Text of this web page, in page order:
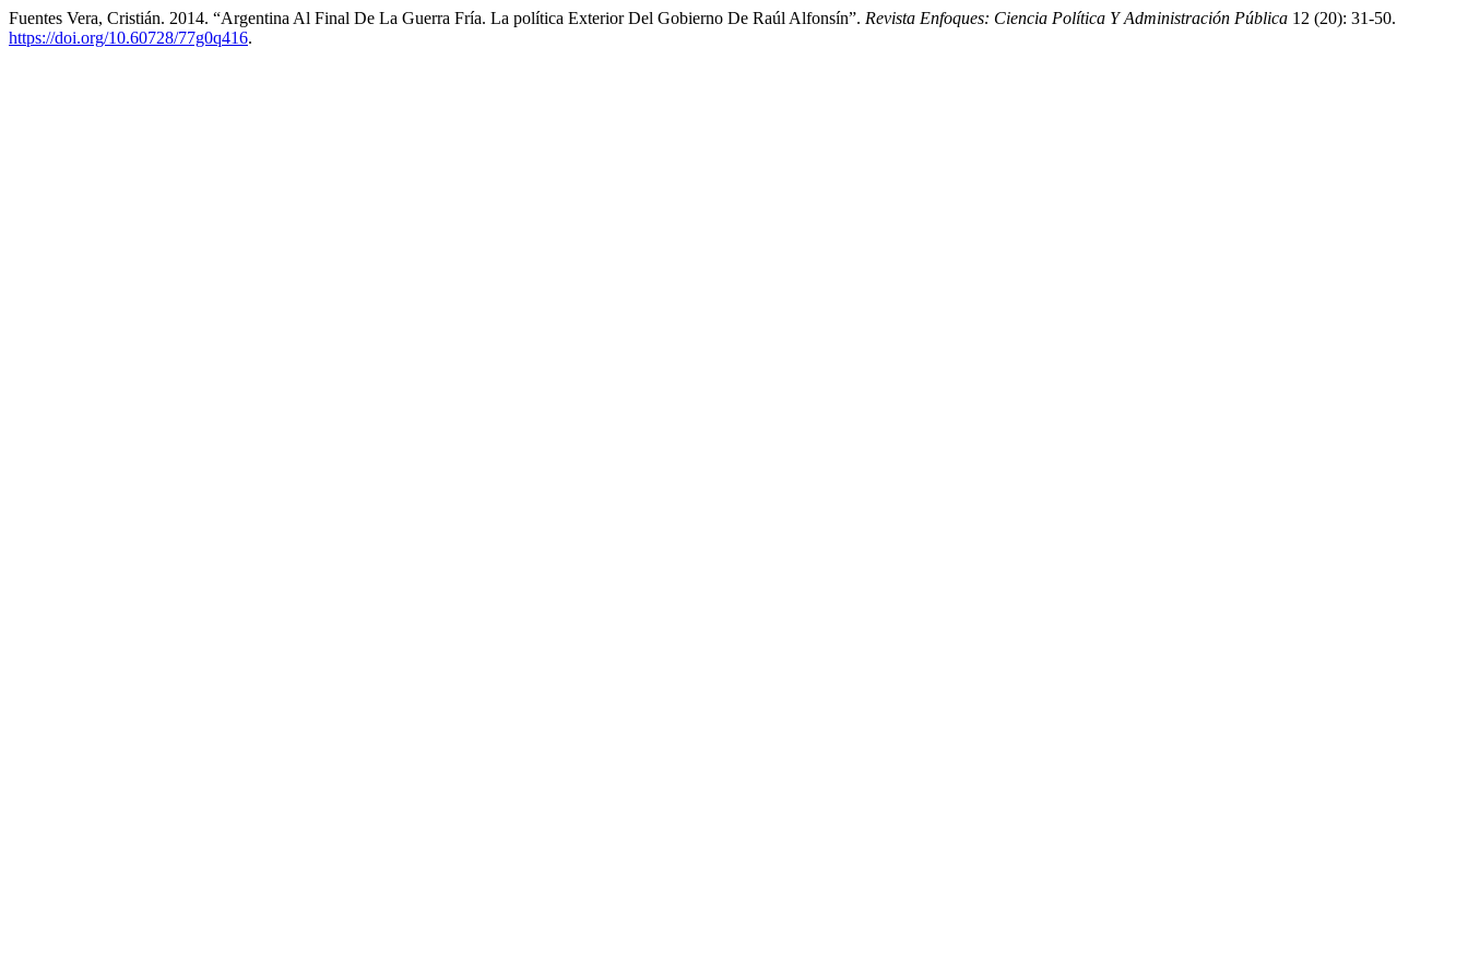
Fuentes Vera, Cristián. 2014. “Argentina Al Final De La Guerra Fría. La política Exterior Del Gobierno De Raúl Alfonsín”. Revista Enfoques: Ciencia Política Y Administración Pública 12 (20): 31-50.
https://doi.org/10.60728/77g0q416.